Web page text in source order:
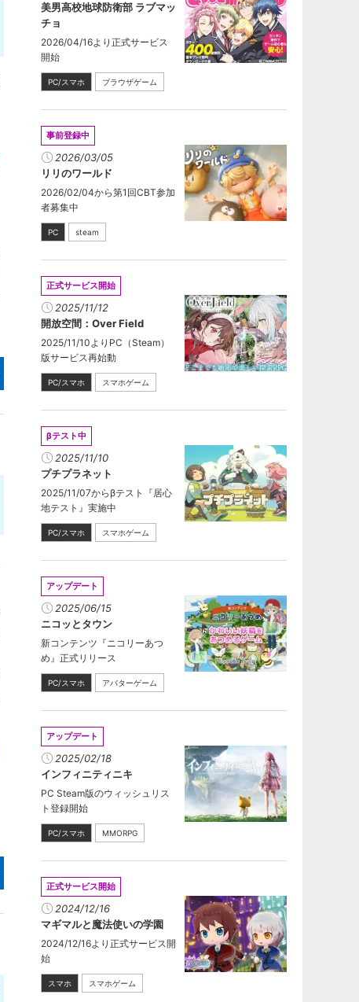
美男高校地球防衛部 ラブマッ
チョ
2026/04/16より正式サービス
開始
PC/スマホ ブラウザゲーム
事前登録中
2026/03/05
リリのワールド
2026/02/04から第1回CBT参加
者募集中
PC steam
正式サービス開始
2025/11/12
開放空間：Over Field
2025/11/10よりPC（Steam）
版サービス再始動
PC/スマホ スマホゲーム
βテスト中
2025/11/10
プチプラネット
2025/11/07からβテスト『居心
地テスト』実施中
PC/スマホ スマホゲーム
アップデート
2025/06/15
ニコッとタウン
新コンテンツ『ニコリーあつ
め』正式リリース
PC/スマホ アバターゲーム
アップデート
2025/02/18
インフィニティニキ
PC Steam版のウィッシュリス
ト登録開始
PC/スマホ MMORPG
正式サービス開始
2024/12/16
マギマルと魔法使いの学園
2024/12/16より正式サービス開
始
スマホ スマホゲーム